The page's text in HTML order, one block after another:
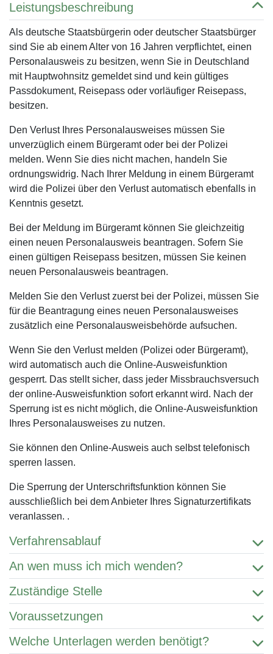
Leistungsbeschreibung
Als deutsche Staatsbürgerin oder deutscher Staatsbürger
sind Sie ab einem Alter von 16 Jahren verpflichtet, einen
Personalausweis zu besitzen, wenn Sie in Deutschland
mit Hauptwohnsitz gemeldet sind und kein gültiges
Passdokument, Reisepass oder vorläufiger Reisepass,
besitzen.
Den Verlust Ihres Personalausweises müssen Sie
unverzüglich einem Bürgeramt oder bei der Polizei
melden. Wenn Sie dies nicht machen, handeln Sie
ordnungswidrig. Nach Ihrer Meldung in einem Bürgeramt
wird die Polizei über den Verlust automatisch ebenfalls in
Kenntnis gesetzt.
Bei der Meldung im Bürgeramt können Sie gleichzeitig
einen neuen Personalausweis beantragen. Sofern Sie
einen gültigen Reisepass besitzen, müssen Sie keinen
neuen Personalausweis beantragen.
Melden Sie den Verlust zuerst bei der Polizei, müssen Sie
für die Beantragung eines neuen Personalausweises
zusätzlich eine Personalausweisbehörde aufsuchen.
Wenn Sie den Verlust melden (Polizei oder Bürgeramt),
wird automatisch auch die Online-Ausweisfunktion
gesperrt. Das stellt sicher, dass jeder Missbrauchsversuch
der online-Ausweisfunktion sofort erkannt wird. Nach der
Sperrung ist es nicht möglich, die Online-Ausweisfunktion
Ihres Personalausweises zu nutzen.
Sie können den Online-Ausweis auch selbst telefonisch
sperren lassen.
Die Sperrung der Unterschriftsfunktion können Sie
ausschließlich bei dem Anbieter Ihres Signaturzertifikats
veranlassen. .
Verfahrensablauf
An wen muss ich mich wenden?
Zuständige Stelle
Voraussetzungen
Welche Unterlagen werden benötigt?